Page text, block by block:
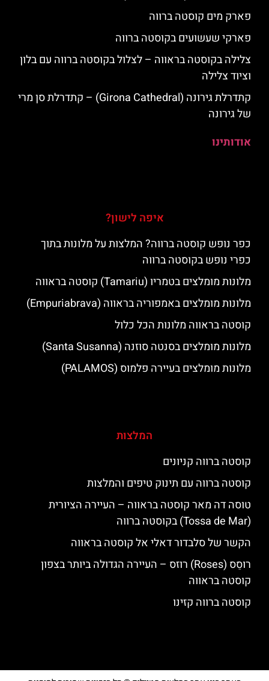
פארק מים קוסטה ברווה
פארקי שעשועים בקוסטה ברווה
צלילה בקוסטה בראווה – לצלול בקוסטה ברווה עם בלון
וציוד צלילה
קתדרלת גירונה (Girona Cathedral) – קתדרלת סן מרי
של גירונה
אודותינו
איפה לישון?
כפר נופש קוסטה ברווה? המלצות על מלונות בתוך
כפרי נופש בקוסטה ברווה
מלונות מומלצים בטמריו (Tamariu) קוסטה בראווה
מלונות מומלצים באמפוריה בראווה (Empuriabrava)
קוסטה בראווה מלונות הכל כלול
מלונות מומלצים בסנטה סוזנה (Santa Susanna)
מלונות מומלצים בעיירה פלמוס (PALAMOS)
המלצות
קוסטה ברווה קניונים
קוסטה ברווה עם תינוק טיפים והמלצות
טוסה דה מאר קוסטה בראווה – העיירה הציורית
(Tossa de Mar) בקוסטה ברווה
הקשר של סלבדור דאלי אל קוסטה בראווה
רוסֵס (Roses) רוזס – העיירה הגדולה ביותר בצפון
קוסטה בראווה
קוסטה ברווה קזינו